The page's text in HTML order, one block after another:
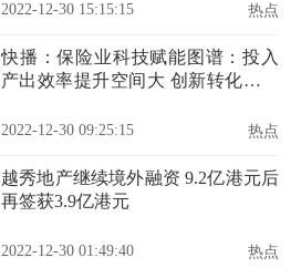
2022-12-30 15:15:15 热点
快播：保险业科技赋能图谱：投入
产出效率提升空间大 创新转化模式
2022-12-30 09:25:15 热点
越秀地产继续境外融资 9.2亿港元后
再签获3.9亿港元
2022-12-30 01:49:40 热点